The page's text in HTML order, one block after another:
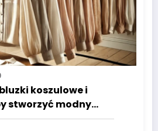
koszulowe i
stworzyć modny